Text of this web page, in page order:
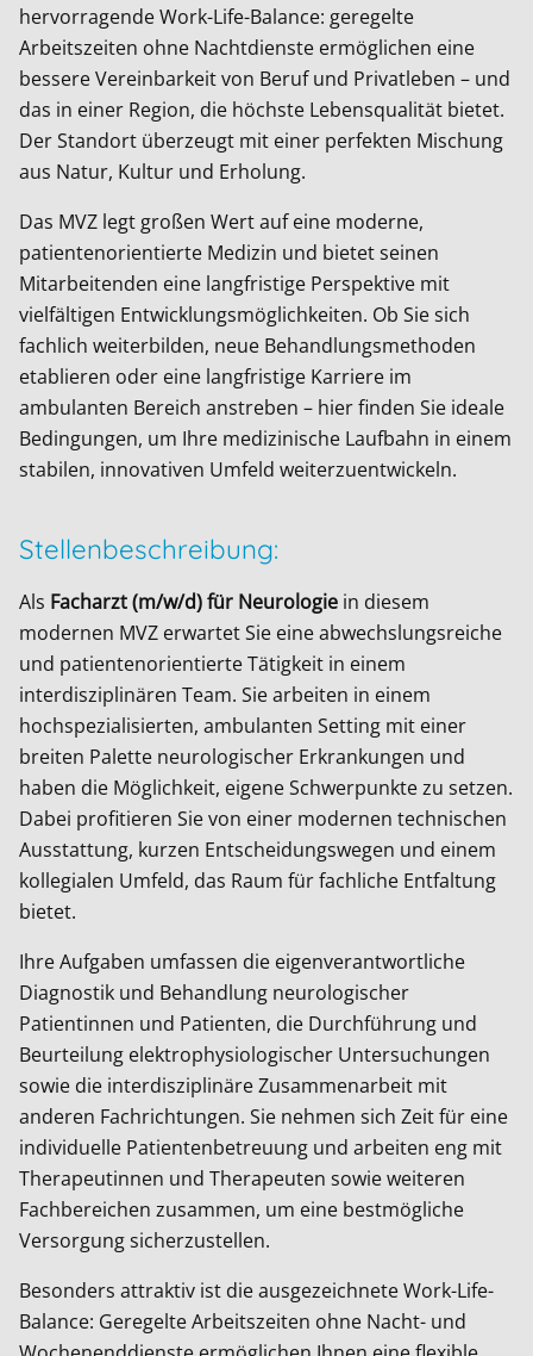
hervorragende Work-Life-Balance: geregelte
Arbeitszeiten ohne Nachtdienste ermöglichen eine
bessere Vereinbarkeit von Beruf und Privatleben – und
das in einer Region, die höchste Lebensqualität bietet.
Der Standort überzeugt mit einer perfekten Mischung
aus Natur, Kultur und Erholung.
Das MVZ legt großen Wert auf eine moderne,
patientenorientierte Medizin und bietet seinen
Mitarbeitenden eine langfristige Perspektive mit
vielfältigen Entwicklungsmöglichkeiten. Ob Sie sich
fachlich weiterbilden, neue Behandlungsmethoden
etablieren oder eine langfristige Karriere im
ambulanten Bereich anstreben – hier finden Sie ideale
Bedingungen, um Ihre medizinische Laufbahn in einem
stabilen, innovativen Umfeld weiterzuentwickeln.
Stellenbeschreibung:
Als Facharzt (m/w/d) für Neurologie in diesem
modernen MVZ erwartet Sie eine abwechslungsreiche
und patientenorientierte Tätigkeit in einem
interdisziplinären Team. Sie arbeiten in einem
hochspezialisierten, ambulanten Setting mit einer
breiten Palette neurologischer Erkrankungen und
haben die Möglichkeit, eigene Schwerpunkte zu setzen.
Dabei profitieren Sie von einer modernen technischen
Ausstattung, kurzen Entscheidungswegen und einem
kollegialen Umfeld, das Raum für fachliche Entfaltung
bietet.
Ihre Aufgaben umfassen die eigenverantwortliche
Diagnostik und Behandlung neurologischer
Patientinnen und Patienten, die Durchführung und
Beurteilung elektrophysiologischer Untersuchungen
sowie die interdisziplinäre Zusammenarbeit mit
anderen Fachrichtungen. Sie nehmen sich Zeit für eine
individuelle Patientenbetreuung und arbeiten eng mit
Therapeutinnen und Therapeuten sowie weiteren
Fachbereichen zusammen, um eine bestmögliche
Versorgung sicherzustellen.
Besonders attraktiv ist die ausgezeichnete Work-Life-
Balance: Geregelte Arbeitszeiten ohne Nacht- und